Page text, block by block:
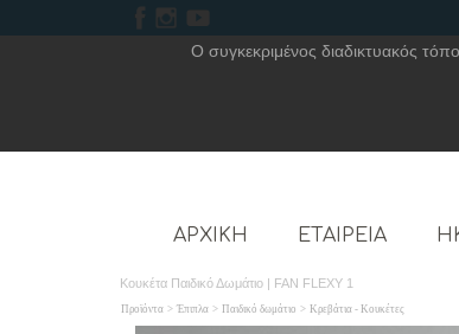
ΑΡΧΙΚΗ ΕΤΑΙΡΕΙΑ
Κουκέτα Παιδικό Δωμάτιο | FAN FLEXY 1
Προϊόντα > Έπιπλα > Παιδικό δωμάτιο > Κρεβάτια - Κουκέτες
Ο συγκεκριμένος διαδικτυακός